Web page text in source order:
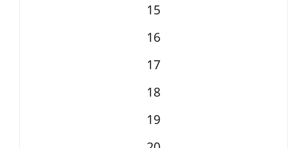
15
16
17
18
19